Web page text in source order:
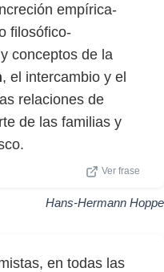
empírica-
filosófico-
conceptos de la
, el intercambio y el
relaciones de
de las familias y
Ver frase
Hans-Hermann Hoppe
en todas las